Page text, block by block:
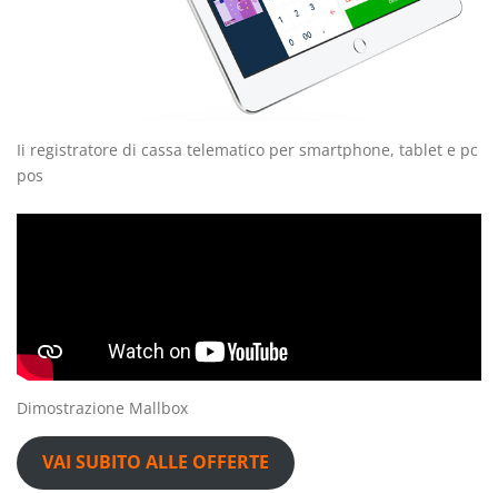
Ii registratore di cassa telematico per smartphone, tablet e pc
pos
Dimostrazione Mallbox
VAI SUBITO ALLE OFFERTE